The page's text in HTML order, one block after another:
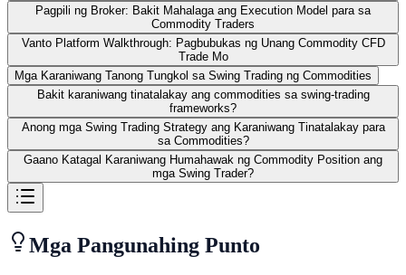
Pagpili ng Broker: Bakit Mahalaga ang Execution Model para sa
Commodity Traders
Vanto Platform Walkthrough: Pagbubukas ng Unang Commodity CFD
Trade Mo
Mga Karaniwang Tanong Tungkol sa Swing Trading ng Commodities
Bakit karaniwang tinatalakay ang commodities sa swing-trading
frameworks?
Anong mga Swing Trading Strategy ang Karaniwang Tinatalakay para
sa Commodities?
Gaano Katagal Karaniwang Humahawak ng Commodity Position ang
mga Swing Trader?
Mga Pangunahing Punto